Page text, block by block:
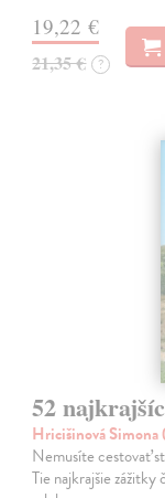
19,22 €
21,35 € ?
52
Hricišinová Simona
Nemusíte cestovať
Tie najkrajšie zážitky